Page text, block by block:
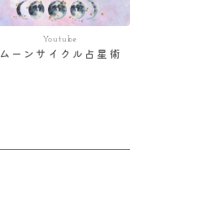
Youtube
ムーンサイクル占星術